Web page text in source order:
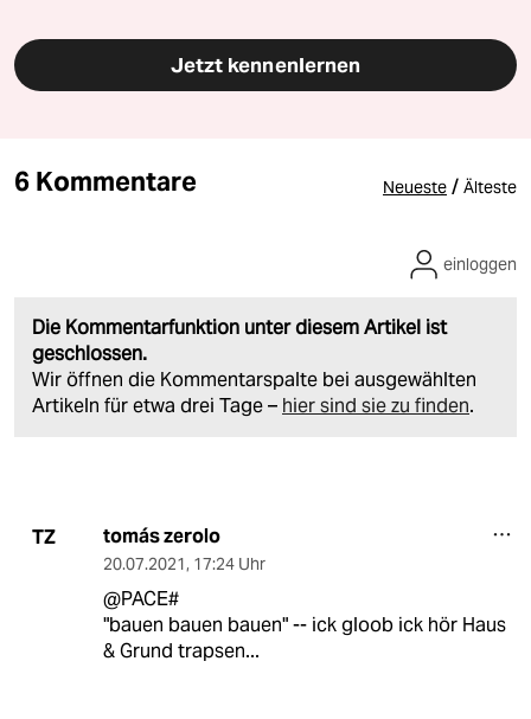
Jetzt kennenlernen
6 Kommentare Neueste / Älteste
Die Kommentarfunktion unter diesem Artikel ist
geschlossen.
Wir öffnen die Kommentarspalte bei ausgewählten
Artikeln für etwa drei Tage – hier sind sie zu finden.
einloggen
TZ tomás zerolo
20.07.2021, 17:24 Uhr
@PACE#
"bauen bauen bauen" -- ick gloob ick hör Haus
& Grund trapsen...